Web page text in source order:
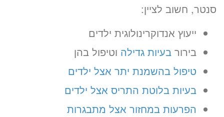
סנטר, חשוב לציין:
ייעוץ אנדוקרינולוגית ילדים
בירור בעיות גדילה וטיפול בהן
טיפול בהשמנת יתר אצל ילדים
בעיות בלוטת התריס אצל ילדים
הפרעות במחזור אצל מתבגרות